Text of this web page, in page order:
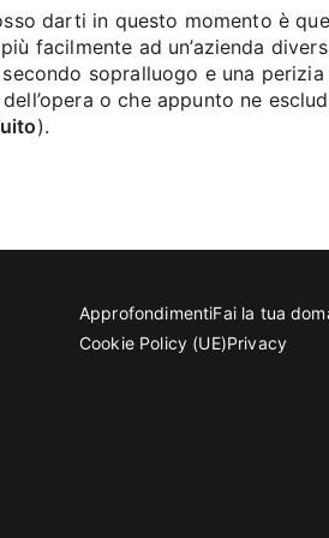
darti in questo momento è
facilmente ad un’azienda
sopralluogo e una
o che appunto ne
).
ApprofondimentiFai la tua
Cookie Policy (UE)Privacy